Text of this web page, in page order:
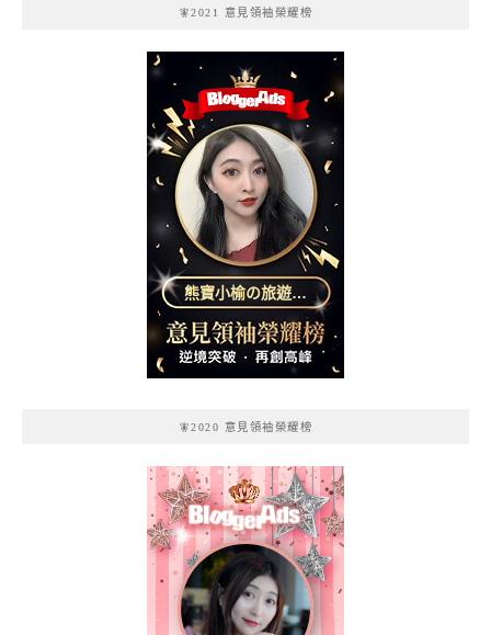
🧚2021 意見領袖榮耀榜
熊寶小榆の旅遊日
記
🧚2020 意見領袖榮耀榜